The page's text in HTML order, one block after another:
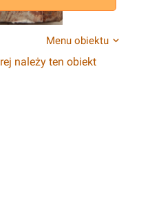
Menu obiektu
należy ten obiekt